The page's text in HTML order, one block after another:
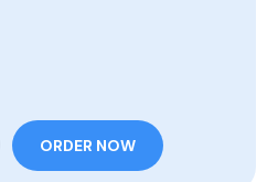
ORDER NOW